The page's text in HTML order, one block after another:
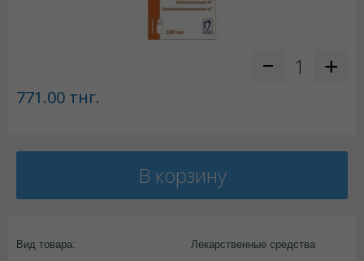
771.00 тнг.
В корзину
Вид товара:
Лекарственные средства